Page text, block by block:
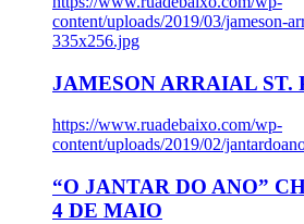
content/uploads/2019/03/jameson-
335x256.jpg
JAMESON ARRAIAL ST.
https://www.ruadebaixo.com/wp-
content/uploads/2019/02/
“O JANTAR DO ANO”
4 DE MAIO